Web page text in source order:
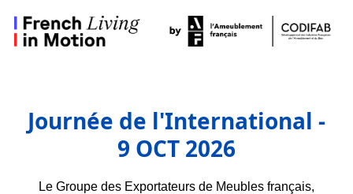
Journée de l'International -
9 OCT 2026
Le Groupe des Exportateurs de Meubles français,